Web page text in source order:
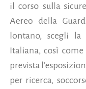
il corso sulla
Aereo della
lontano, scegli la
Italiana, così
prevista
per ricerca,